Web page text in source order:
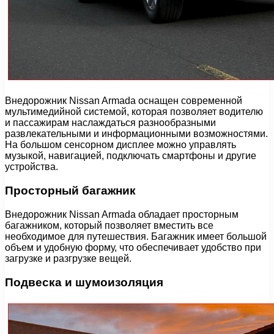
Внедорожник Nissan Armada оснащен современной
мультимедийной системой, которая позволяет водителю
и пассажирам наслаждаться разнообразными
развлекательными и информационными возможностями.
На большом сенсорном дисплее можно управлять
музыкой, навигацией, подключать смартфоны и другие
устройства.
Просторный багажник
Внедорожник Nissan Armada обладает просторным
багажником, который позволяет вместить все
необходимое для путешествия. Багажник имеет большой
объем и удобную форму, что обеспечивает удобство при
загрузке и разгрузке вещей.
Подвеска и шумоизоляция